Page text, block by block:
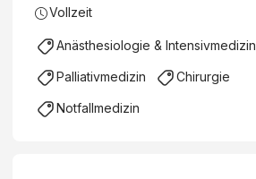
Vollzeit
Anästhesiologie & Intensivmedizin
Palliativmedizin Chirurgie
Notfallmedizin